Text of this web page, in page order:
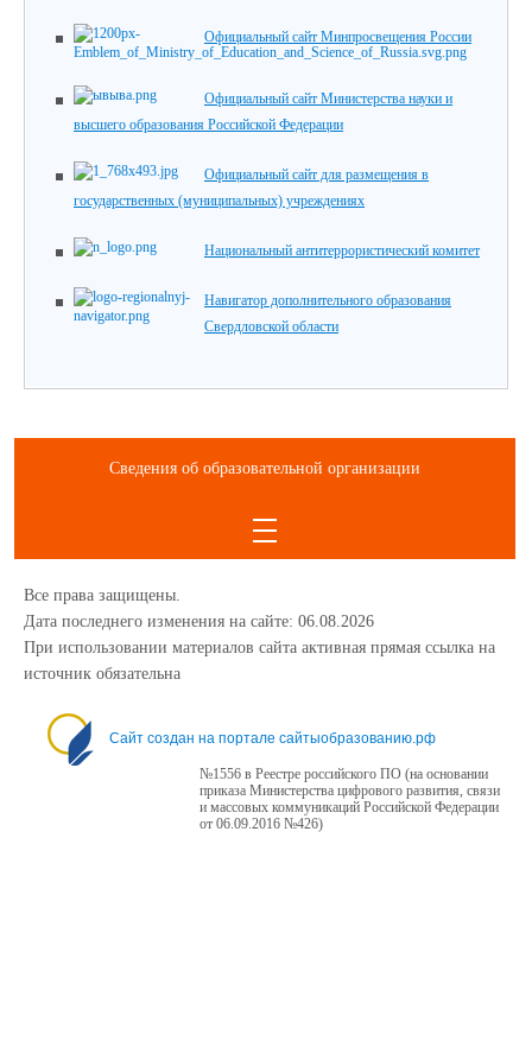
Официальный сайт Минпросвещения России
Официальный сайт Министерства науки и
высшего образования Российской Федерации
Официальный сайт для размещения в
государственных (муниципальных) учреждениях
Национальный антитеррористический комитет
Навигатор дополнительного образования
Свердловской области
Сведения об образовательной организации
Все права защищены.
Дата последнего изменения на сайте: 06.08.2026
При использовании материалов сайта активная прямая ссылка на
источник обязательна
Сайт создан на портале сайтыобразованию.рф
№1556 в Реестре российского ПО (на основании
приказа Министерства цифрового развития, связи
и массовых коммуникаций Российской Федерации
от 06.09.2016 №426)